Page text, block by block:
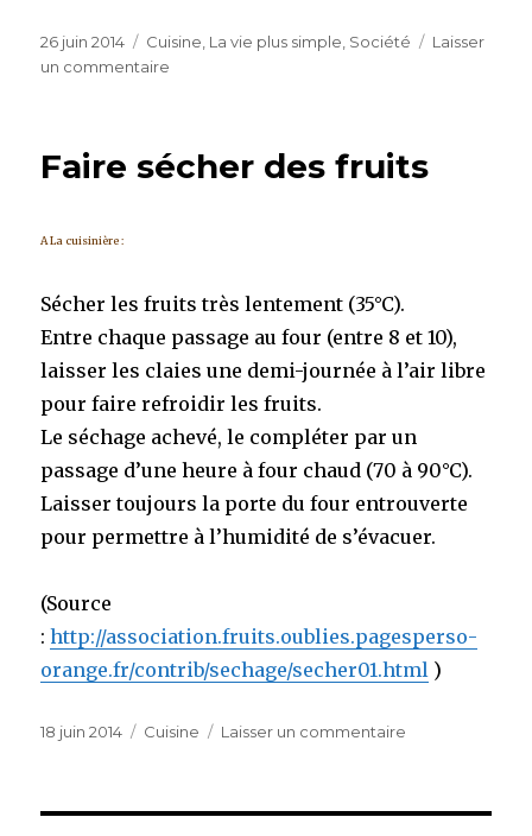
Publié
le
26 juin 2014 Catégories
Cuisine, La vie plus simple, Société
Laisser
un commentaire
la
toujours
–
Alimentation
Faire sécher des fruits
A La cuisinière :
Sécher les fruits très lentement (35°C).
Entre chaque passage au four (entre 8 et 10),
laisser les claies une demi-journée à l’air libre
pour faire refroidir les fruits.
Le séchage achevé, le compléter par un
passage d’une heure à four chaud (70 à 90°C).
Laisser toujours la porte du four entrouverte
pour permettre à l’humidité de s’évacuer.
(Source
:http://association.fruits.oublies.pagesperso-
orange.fr/contrib/sechage/secher01.html )
Publié
18 juin 2014 Catégories
Cuisine Laisser un commentaire